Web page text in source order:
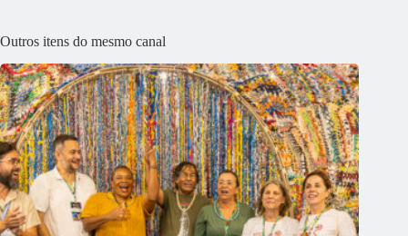
Outros itens do mesmo canal